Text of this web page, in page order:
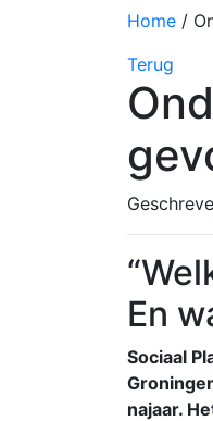
Home /
Terug
En
Sociaal
najaar.